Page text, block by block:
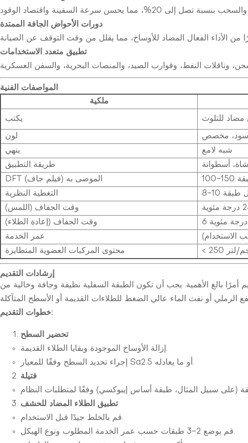
دورات الأحواض الجافة الممتدة
تطبيق متعدد الاستخدامات
المواصفات الفنية
ملكية
يكتب مضاد للتلوث
لون
أسود، مخصص
ينهي
شبه لامع
طريقة التطبيق
أسطوانة
DFT الموصى به (فيلم جاف)
التغطية النظرية
طبقة
وقت الجفاف (اللمس)
وقت الجفاف (إعادة الطلاء)
عمر الخدمة
محتوى المركبات العضوية المتطايرة
جم/لتر
إرشادات التقديم
بالغ الأهمية. يجب أن تكون الطبقة السفلية نظيفة وجافة وخالية من
خطوات التقديم:
تحضير السطح
إزالة الأوساخ الموجودة وبقايا الطلاء القديمة.
إجراء تحديد السطح وفقًا للمعيار Sa2.5 أو ما يعادله.
فتيلة
تطبيق الطلاء المضاد للحشف
قم بالخلط جيدًا قبل الاستخدام.
قم بوضع 2-3 طبقات حسب عمر الخدمة المطلوب ونوع الهيكل.